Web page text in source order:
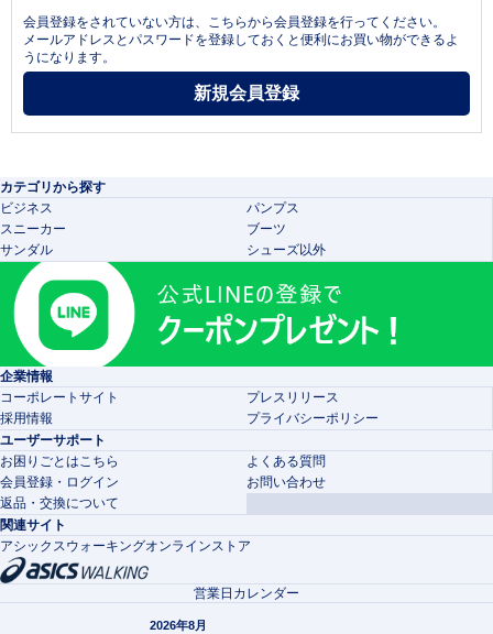
会員登録をされていない方は、こちらから会員登録を行ってください。
メールアドレスとパスワードを登録しておくと便利にお買い物ができるよ
うになります。
カテゴリから探す
ビジネス
パンプス
スニーカー
ブーツ
サンダル
シューズ以外
企業情報
コーポレートサイト
プレスリリース
採用情報
プライバシーポリシー
ユーザーサポート
お困りごとはこちら
よくある質問
会員登録・ログイン
お問い合わせ
返品・交換について
関連サイト
アシックスウォーキングオンラインストア
営業日カレンダー
2026年8月